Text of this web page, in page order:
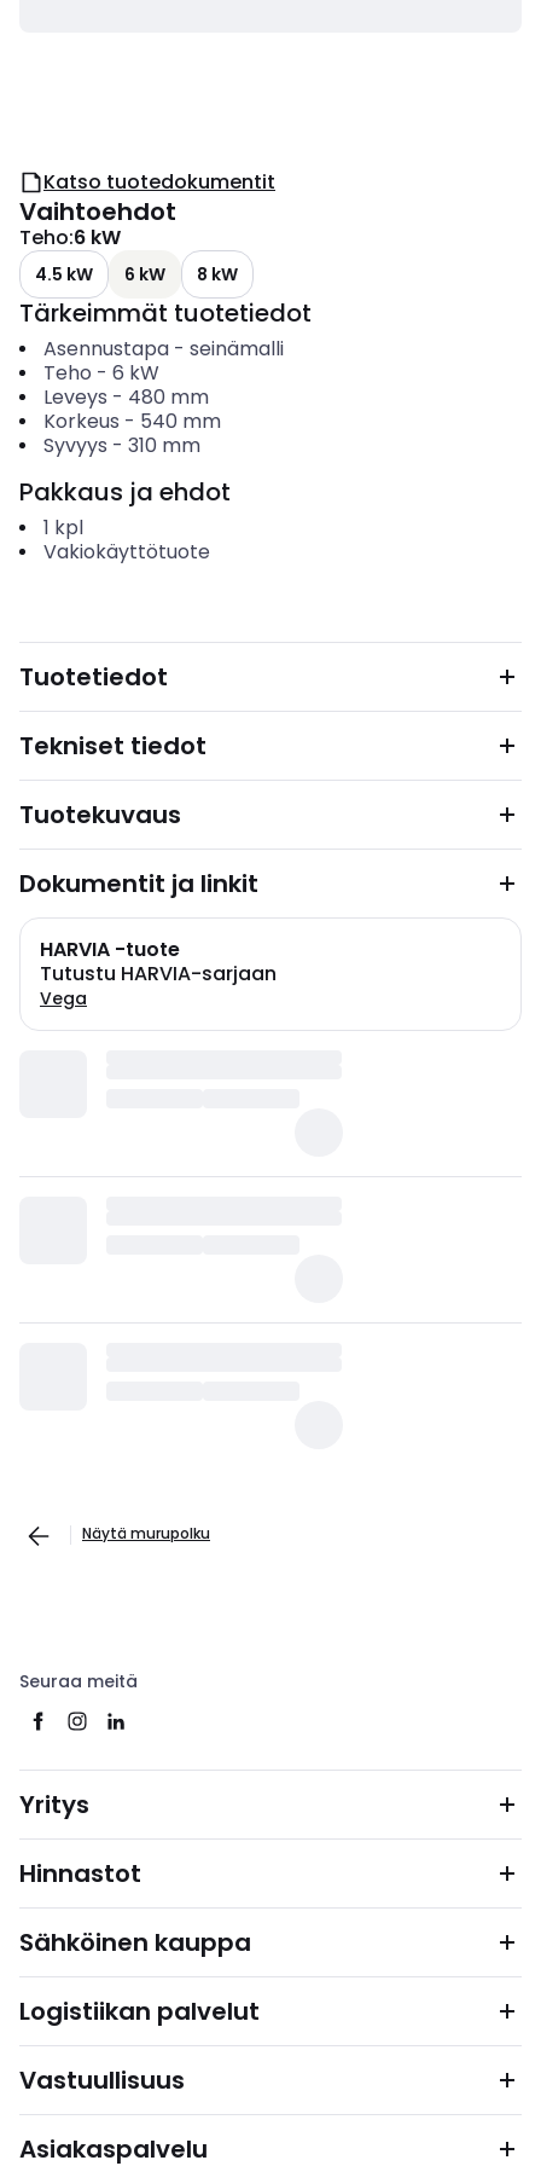
Katso tuotedokumentit
Vaihtoehdot
Teho:6 kW
4.5 kW 6 kW 8 kW
Tärkeimmät tuotetiedot
Asennustapa- seinämalli
Teho - 6 kW
Leveys - 480 mm
Korkeus - 540 mm
Syvyys - 310 mm
Pakkaus ja ehdot
1 kpl
Vakiokäyttötuote
Tuotetiedot
Tekniset tiedot
Tuotekuvaus
Dokumentit ja linkit
HARVIA -tuote
Tutustu HARVIA-sarjaan
Vega
Näytä murupolku
Seuraa meitä
Yritys
Hinnastot
Sähköinen kauppa
Logistiikan palvelut
Vastuullisuus
Asiakaspalvelu